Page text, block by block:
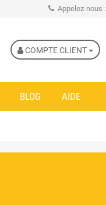
Appelez-nous :
COMPTE CLIENT
BLOG AIDE